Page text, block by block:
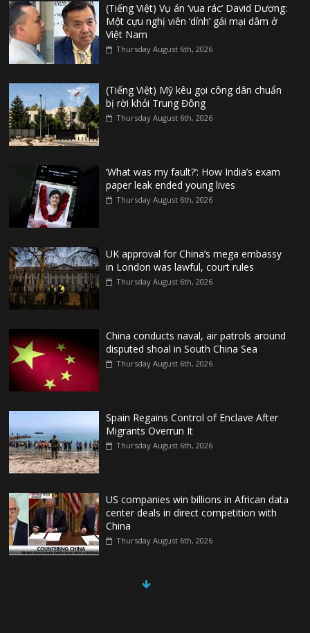
(Tiếng Việt) Vụ án ‘vua rác’ David Dương:
Một cựu nghị viên ‘dính’ gái mại dâm ở
Việt Nam
Thursday August 6th, 2026
(Tiếng Việt) Mỹ kêu gọi công dân chuẩn
bị rời khỏi Trung Đông
Thursday August 6th, 2026
‘What was my fault?’: How India’s exam
paper leak ended young lives
Thursday August 6th, 2026
UK approval for China’s mega embassy
in London was lawful, court rules
Thursday August 6th, 2026
China conducts naval, air patrols around
disputed shoal in South China Sea
Thursday August 6th, 2026
Spain Regains Control of Enclave After
Migrants Overrun It
Thursday August 6th, 2026
US companies win billions in African data
center deals in direct competition with
China
Thursday August 6th, 2026
China, Russia, Iran and North Korea